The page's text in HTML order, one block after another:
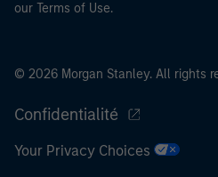
de l'État depuis lequel le site
our Terms of Use.
© 2026 Morgan Stanley. All rights
Confidentialité
Your Privacy Choices